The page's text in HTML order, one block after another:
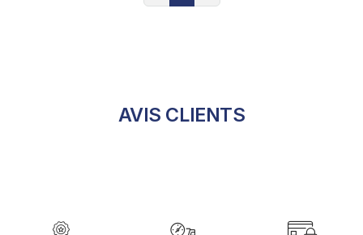
AVIS CLIENTS